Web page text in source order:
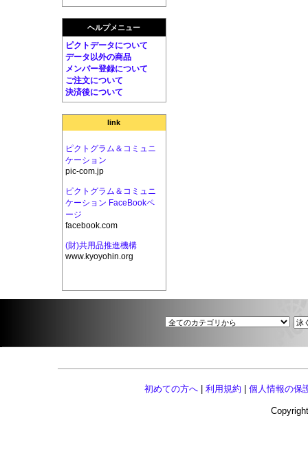
ヘルプメニュー
ピクトデータについて
データ以外の商品
メンバー登録について
ご注文について
決済後について
link
ピクトグラム＆コミュニ
ケーション
pic-com.jp
ピクトグラム＆コミュニ
ケーション FaceBookペ
ージ
facebook.com
(財)共用品推進機構
www.kyoyohin.org
初めての方へ 利用規約 個人情報の保